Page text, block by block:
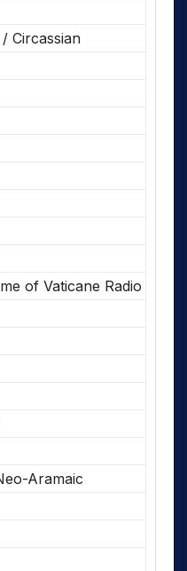
Circassian
of Vaticane Radio
Aramaic